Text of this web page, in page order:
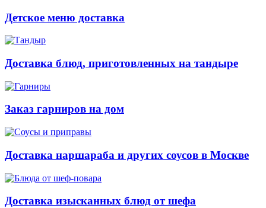
Детское меню доставка
Доставка блюд, приготовленных на тандыре
Заказ гарниров на дом
Доставка наршараба и других соусов в Москве
Доставка изысканных блюд от шефа